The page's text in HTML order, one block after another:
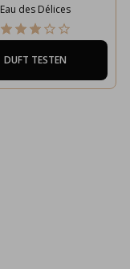
Eau des Délices
DUFT TESTEN